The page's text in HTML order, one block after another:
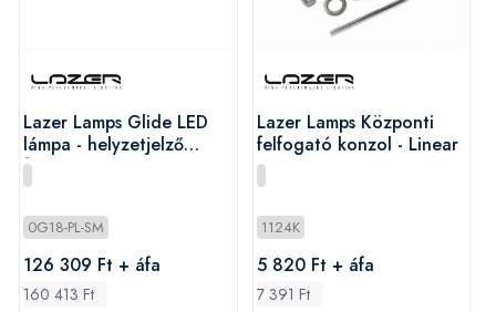
Lazer Lamps Glide LED
lámpa - helyzetjelző
funkcióval
0G18-PL-SM
126 309 Ft + áfa
160 413 Ft
Lazer Lamps Központi
felfogató konzol - Linear
1124K
5 820 Ft + áfa
7 391 Ft